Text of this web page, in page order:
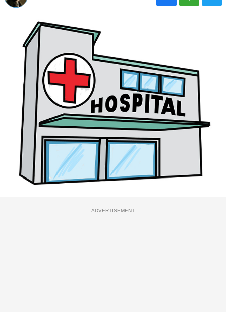
ADVERTISEMENT